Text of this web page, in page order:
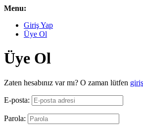
Menu:
Giriş Yap
Üye Ol
Üye Ol
Zaten hesabınız var mı? O zaman lütfen
E-posta:
Parola: